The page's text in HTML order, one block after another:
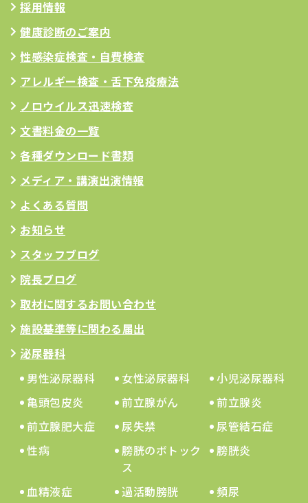
採用情報
健康診断のご案内
性感染症検査・自費検査
アレルギー検査 ・舌下免疫療法
ノロウイルス迅速検査
文書料金の一覧
各種ダウンロード書類
メディア・講演出演情報
よくある質問
お知らせ
スタッフブログ
院長ブログ
取材に関するお問い合わせ
施設基準等に関わる届出
泌尿器科
男性泌尿器科
女性泌尿器科
小児泌尿器科
亀頭包皮炎
前立腺がん
前立腺炎
前立腺肥大症
尿失禁
尿管結石症
性病
膀胱のボトック
ス
膀胱炎
血精液症 過活動膀胱
頻尿